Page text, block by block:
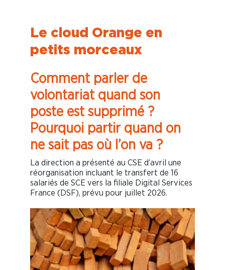
Le cloud Orange en
petits morceaux
Comment parler de
volontariat quand son
poste est supprimé ?
Pourquoi partir quand on
ne sait pas où l’on va ?
La direction a présenté au CSE d’avril une
réorganisation incluant le transfert de 16
salariés de SCE vers la filiale Digital Services
France (DSF), prévu pour juillet 2026.